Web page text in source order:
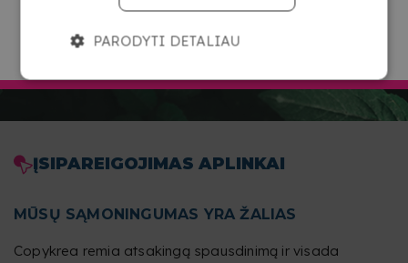
EITI Į COPYKREA LIETUVA
ĮSIPAREIGOJIMAS APLINKAI
MŪSŲ SĄMONINGUMAS YRA ŽALIAS
Copykrea remia atsakingą spausdinimą ir visada
PARODYTI DETALIAU